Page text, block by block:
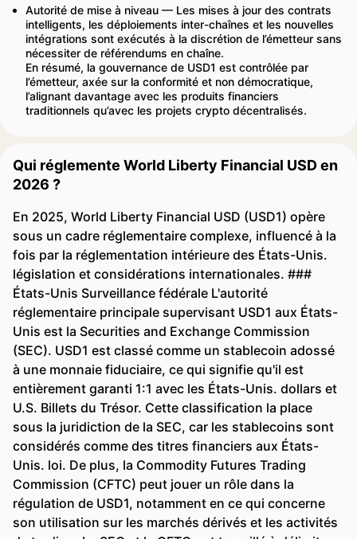
Autorité de mise à niveau — Les mises à jour des contrats
intelligents, les déploiements inter-chaînes et les nouvelles
intégrations sont exécutés à la discrétion de l’émetteur sans
nécessiter de référendums en chaîne.
En résumé, la gouvernance de USD1 est contrôlée par
l’émetteur, axée sur la conformité et non démocratique,
l’alignant davantage avec les produits financiers
traditionnels qu’avec les projets crypto décentralisés.
Qui réglemente World Liberty Financial USD en
2026 ?
En 2025, World Liberty Financial USD (USD1) opère
sous un cadre réglementaire complexe, influencé à la
fois par la réglementation intérieure des États-Unis.
législation et considérations internationales. ###
États-Unis Surveillance fédérale L'autorité
réglementaire principale supervisant USD1 aux États-
Unis est la Securities and Exchange Commission
(SEC). USD1 est classé comme un stablecoin adossé
à une monnaie fiduciaire, ce qui signifie qu'il est
entièrement garanti 1:1 avec les États-Unis. dollars et
U.S. Billets du Trésor. Cette classification la place
sous la juridiction de la SEC, car les stablecoins sont
considérés comme des titres financiers aux États-
Unis. loi. De plus, la Commodity Futures Trading
Commission (CFTC) peut jouer un rôle dans la
régulation de USD1, notamment en ce qui concerne
son utilisation sur les marchés dérivés et les activités